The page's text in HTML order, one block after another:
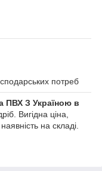
потреб
ПВХ З Україною в
Вигідна ціна,
на складі.